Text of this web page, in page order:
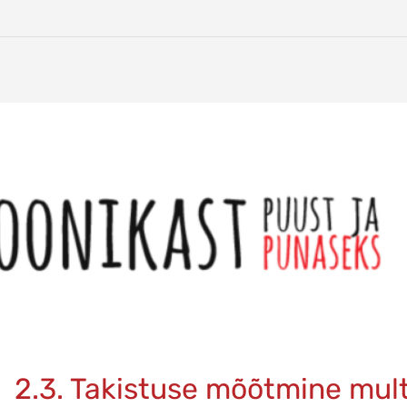
2.3. Takistuse mõõtmine